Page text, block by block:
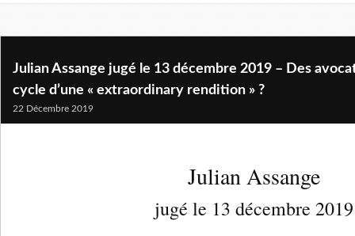
Julian Assange jugé le 13 décembre 2019 – Des
cycle d’une « extraordinary rendition » ?
22 Décembre 2019
Julian Assange
jugé le 13 décembre 2019